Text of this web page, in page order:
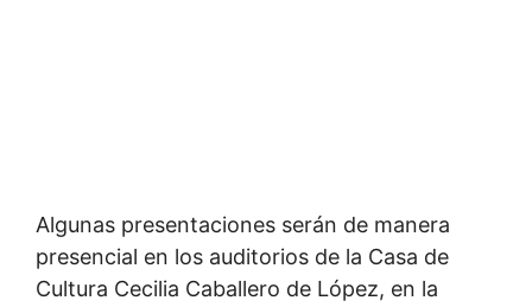
Algunas presentaciones serán de manera
presencial en los auditorios de la Casa de
Cultura Cecilia Caballero de López, en la